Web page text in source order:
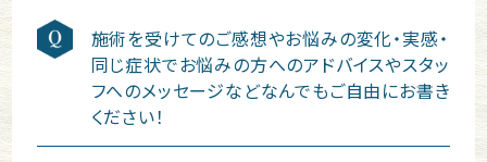
施術を受けてのご感想やお悩みの変化・実感・
同じ症状でお悩みの方へのアドバイスやスタッ
フへのメッセージなどなんでもご自由にお書き
ください！